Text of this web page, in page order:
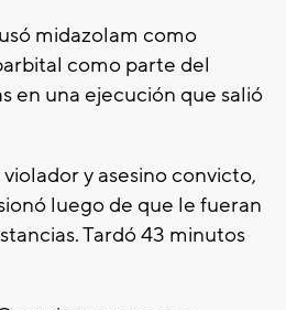
midazolam como
como parte del
en una ejecución que salió
y asesino convicto,
luego de que le fueran
Tardó 43 minutos